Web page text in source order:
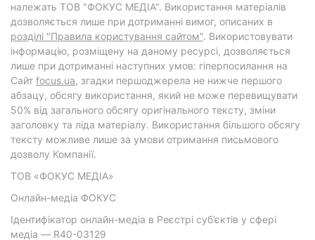
належать ТОВ "ФОКУС МЕДІА". Використання матеріалів
дозволяється лише при дотриманні вимог, описаних в
розділі "Правила користування сайтом". Використовувати
інформацію, розміщену на даному ресурсі, дозволяється
лише при дотриманні наступних умов: гіперпосилання на
Cайт focus.ua, згадки першоджерела не нижче першого
абзацу, обсягу використання, який не може перевищувати
50% від загального обсягу оригінального тексту, зміни
заголовку та ліда матеріалу. Використання більшого обсягу
тексту можливе лише за умови отримання письмового
дозволу Компанії.
ТОВ «ФОКУС МЕДІА»
Онлайн-медіа ФОКУС
Ідентифікатор онлайн-медіа в Реєстрі суб’єктів у сфері
медіа — R40-03129